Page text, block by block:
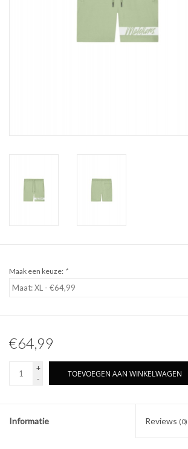
Maak een keuze: *
€64,99
+
-
TOEVOEGEN AAN WINKELWAGEN
Informatie Reviews (0)